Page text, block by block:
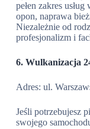
pełen zakres
opon, naprawa
Niezależnie od
profesjonalizm i
6. Wulkanizacja
Adres: ul.
Jeśli potrzebujesz
swojego